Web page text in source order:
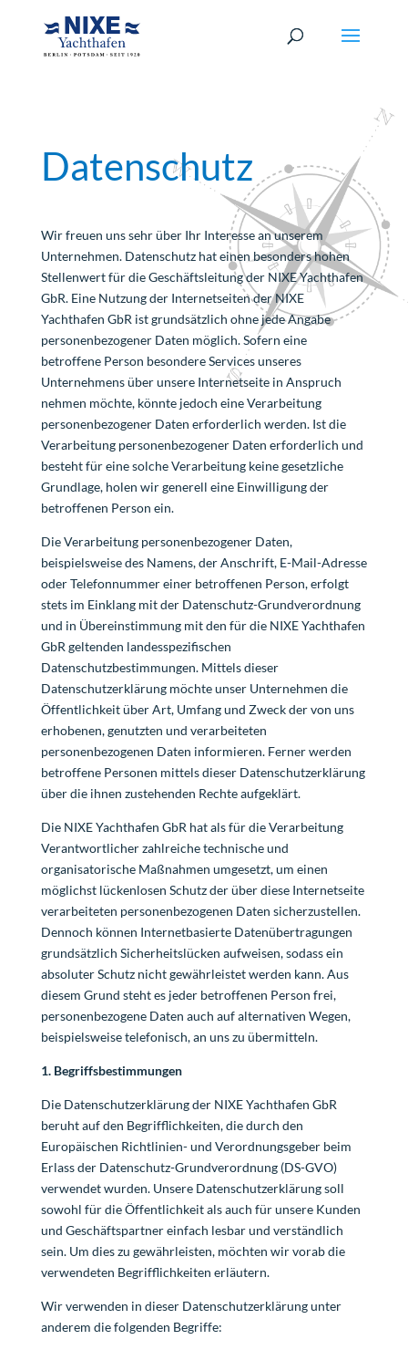
Datenschutz
Wir freuen uns sehr über Ihr Interesse an unserem
Unternehmen. Datenschutz hat einen besonders hohen
Stellenwert für die Geschäftsleitung der NIXE Yachthafen
GbR. Eine Nutzung der Internetseiten der NIXE
Yachthafen GbR ist grundsätzlich ohne jede Angabe
personenbezogener Daten möglich. Sofern eine
betroffene Person besondere Services unseres
Unternehmens über unsere Internetseite in Anspruch
nehmen möchte, könnte jedoch eine Verarbeitung
personenbezogener Daten erforderlich werden. Ist die
Verarbeitung personenbezogener Daten erforderlich und
besteht für eine solche Verarbeitung keine gesetzliche
Grundlage, holen wir generell eine Einwilligung der
betroffenen Person ein.
Die Verarbeitung personenbezogener Daten,
beispielsweise des Namens, der Anschrift, E-Mail-Adresse
oder Telefonnummer einer betroffenen Person, erfolgt
stets im Einklang mit der Datenschutz-Grundverordnung
und in Übereinstimmung mit den für die NIXE Yachthafen
GbR geltenden landesspezifischen
Datenschutzbestimmungen. Mittels dieser
Datenschutzerklärung möchte unser Unternehmen die
Öffentlichkeit über Art, Umfang und Zweck der von uns
erhobenen, genutzten und verarbeiteten
personenbezogenen Daten informieren. Ferner werden
betroffene Personen mittels dieser Datenschutzerklärung
über die ihnen zustehenden Rechte aufgeklärt.
Die NIXE Yachthafen GbR hat als für die Verarbeitung
Verantwortlicher zahlreiche technische und
organisatorische Maßnahmen umgesetzt, um einen
möglichst lückenlosen Schutz der über diese Internetseite
verarbeiteten personenbezogenen Daten sicherzustellen.
Dennoch können Internetbasierte Datenübertragungen
grundsätzlich Sicherheitslücken aufweisen, sodass ein
absoluter Schutz nicht gewährleistet werden kann. Aus
diesem Grund steht es jeder betroffenen Person frei,
personenbezogene Daten auch auf alternativen Wegen,
beispielsweise telefonisch, an uns zu übermitteln.
1. Begriffsbestimmungen
Die Datenschutzerklärung der NIXE Yachthafen GbR
beruht auf den Begrifflichkeiten, die durch den
Europäischen Richtlinien- und Verordnungsgeber beim
Erlass der Datenschutz-Grundverordnung (DS-GVO)
verwendet wurden. Unsere Datenschutzerklärung soll
sowohl für die Öffentlichkeit als auch für unsere Kunden
und Geschäftspartner einfach lesbar und verständlich
sein. Um dies zu gewährleisten, möchten wir vorab die
verwendeten Begrifflichkeiten erläutern.
Wir verwenden in dieser Datenschutzerklärung unter
anderem die folgenden Begriffe: